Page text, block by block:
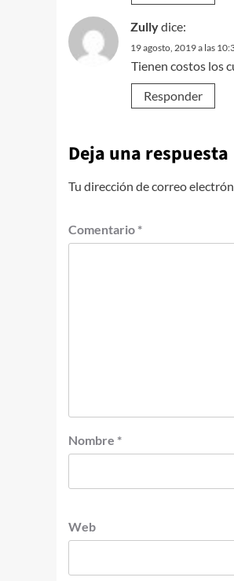
Zullydice:
19 agosto, 2019 a las
Tienen costos los
Responder
Deja una respuesta
Tu dirección de correo
Comentario *
Nombre *
Web